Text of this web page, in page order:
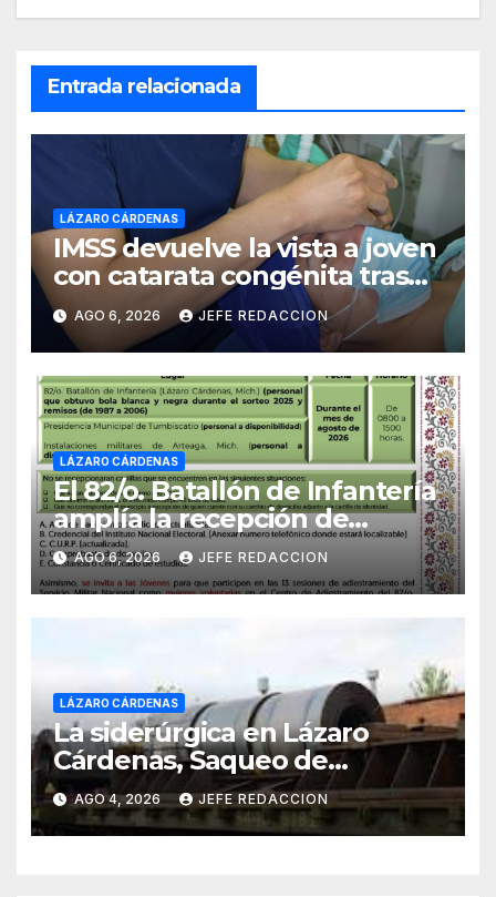
Entrada relacionada
LÁZARO CÁRDENAS
IMSS devuelve la vista a joven
con catarata congénita tras
23 años de limitación visual
AGO 6, 2026 JEFE REDACCION
LÁZARO CÁRDENAS
El 82/o. Batallón de Infantería
amplía la recepción de
documentos para obtener La
Catilla del Servicio Militar
Nacional
AGO 6, 2026 JEFE REDACCION
LÁZARO CÁRDENAS
La siderúrgica en Lázaro
Cárdenas, Saqueo de
Recursos Naturales a Cambio
de Miseria
AGO 4, 2026 JEFE REDACCION